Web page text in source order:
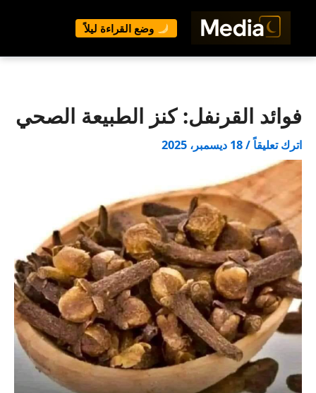
المحتوى
وضع القراءة ليلاً
فوائد القرنفل: كنز الطبيعة الصحي
اترك تعليقاً/18 ديسمبر، 2025